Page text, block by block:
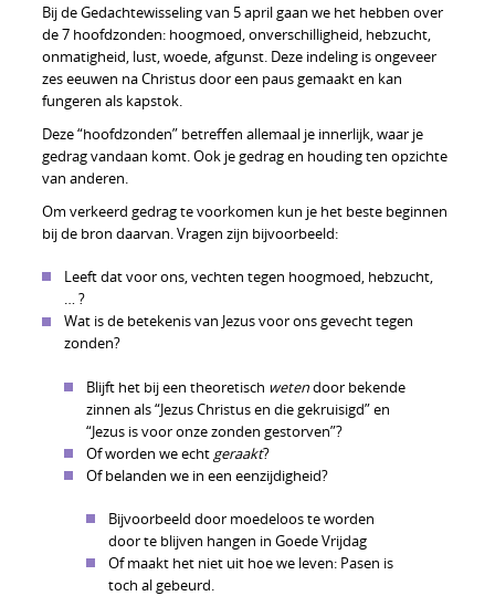
Bij de Gedachtewisseling van 5 april gaan we het hebben over
de 7 hoofdzonden: hoogmoed, onverschilligheid, hebzucht,
onmatigheid, lust, woede, afgunst. Deze indeling is ongeveer
zes eeuwen na Christus door een paus gemaakt en kan
fungeren als kapstok.
Deze “hoofdzonden” betreffen allemaal je innerlijk, waar je
gedrag vandaan komt. Ook je gedrag en houding ten opzichte
van anderen.
Om verkeerd gedrag te voorkomen kun je het beste beginnen
bij de bron daarvan. Vragen zijn bijvoorbeeld:
Leeft dat voor ons, vechten tegen hoogmoed, hebzucht,
… ?
Wat is de betekenis van Jezus voor ons gevecht tegen
zonden?
Blijft het bij een theoretisch wetendoor bekende
zinnen als “Jezus Christus en die gekruisigd” en
“Jezus is voor onze zonden gestorven”?
Of worden we echt geraakt?
Of belanden we in een eenzijdigheid?
Bijvoorbeeld door moedeloos te worden
door te blijven hangen in Goede Vrijdag
Of maakt het niet uit hoe we leven: Pasen is
toch al gebeurd.